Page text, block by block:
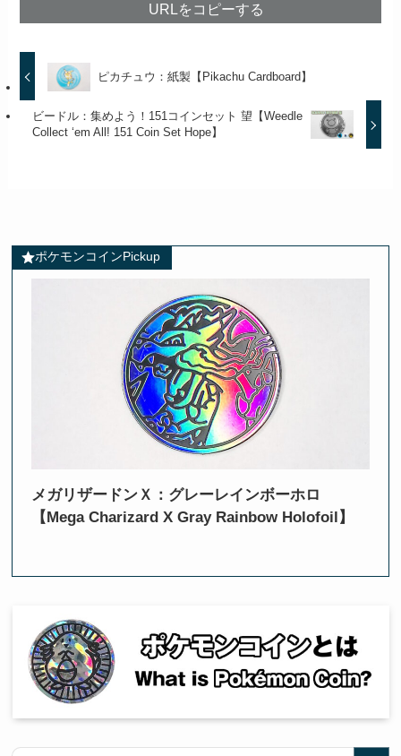
URLをコピーする
ピカチュウ：紙製【Pikachu Cardboard】
ビードル：集めよう！151コインセット 望【Weedle
Collect ‘em All! 151 Coin Set Hope】
ポケモンコインPickup
メガリザードンＸ：グレーレインボーホロ
【Mega Charizard X Gray Rainbow Holofoil】